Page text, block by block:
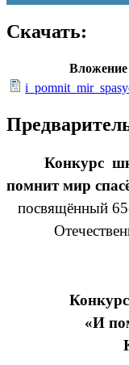
Скачать:
Вложение
Конкурс
помнит мир
посвящённый
«И